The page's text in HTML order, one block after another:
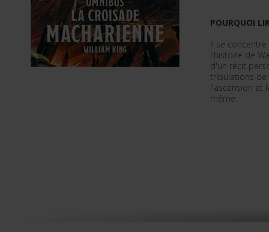
POURQUOI
Il se
l'histoire de
d'un récit
tribulations de
l'ascension et
même.